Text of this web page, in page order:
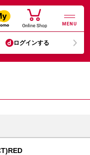
MENU
ログインする